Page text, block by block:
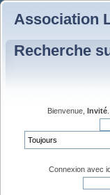
Association
Recherche
Bienvenue, Invité
Connexion avec